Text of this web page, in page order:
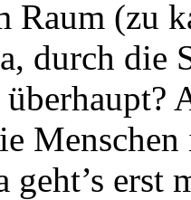
Raum (zu
durch die
erst